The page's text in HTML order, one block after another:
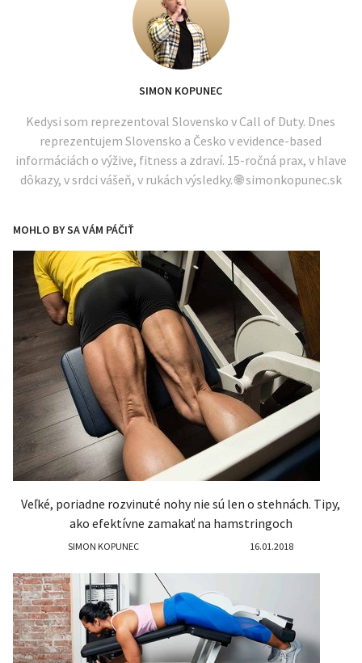
SIMON KOPUNEC
Kedysi som reprezentoval Slovensko v Call of Duty. Dnes
reprezentujem Slovensko a Česko v evidence-based
informáciách o výžive, fitness a zdraví. 15-ročná prax, v hlave
dôkazy, v srdci vášeň, v rukách výsledky. 🌐 simonkopunec.sk
MOHLO BY SA VÁM PÁČIŤ
Veľké, poriadne rozvinuté nohy nie sú len o stehnách. Tipy,
ako efektívne zamakať na hamstringoch
SIMON KOPUNEC 16.01.2018